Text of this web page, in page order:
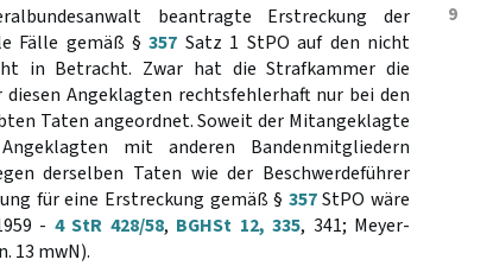
9
beantragte Erstreckung der
Fälle gemäß §357 Satz 1 StPO auf den nicht
in Betracht. Zwar hat die Strafkammer die
Angeklagten rechtsfehlerhaft nur bei den
Taten angeordnet. Soweit der Mitangeklagte
mit anderen Bandenmitgliedern
derselben Taten wie der Beschwerdeführer
für eine Erstreckung gemäß § 357StPO wäre
- 4 StR 428/58, BGHSt 12, 335, 341; Meyer-
13 mwN).